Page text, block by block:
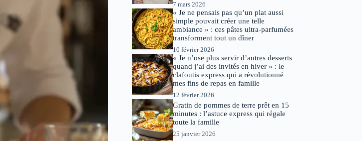
7 mars 2026
« Je ne pensais pas qu’un plat aussi
simple pouvait créer une telle
ambiance » : ces pâtes ultra-parfumées
transforment tout un dîner
10 février 2026
« Je n’ose plus servir d’autres desserts
quand j’ai des invités en hiver » : le
clafoutis express qui a révolutionné
mes fins de repas en famille
12 février 2026
Gratin de pommes de terre prêt en 15
minutes : l’astuce express qui régale
toute la famille
25 janvier 2026